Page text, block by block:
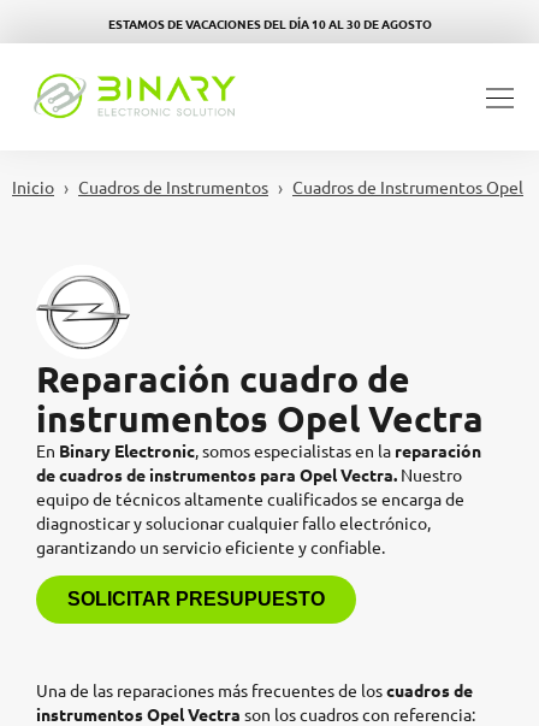
ESTAMOS DE VACACIONES DEL DÍA 10 AL 30 DE AGOSTO
Inicio Cuadros de Instrumentos Cuadros de Instrumentos Opel
Reparación cuadro de
instrumentos Opel Vectra
En Binary Electronic, somos especialistas en la reparación
de cuadros de instrumentos para Opel Vectra. Nuestro
equipo de técnicos altamente cualificados se encarga de
diagnosticar y solucionar cualquier fallo electrónico,
garantizando un servicio eficiente y confiable.
SOLICITAR PRESUPUESTO
Una de las reparaciones más frecuentes de loscuadros de
instrumentos Opel Vectra son los cuadros con referencia: